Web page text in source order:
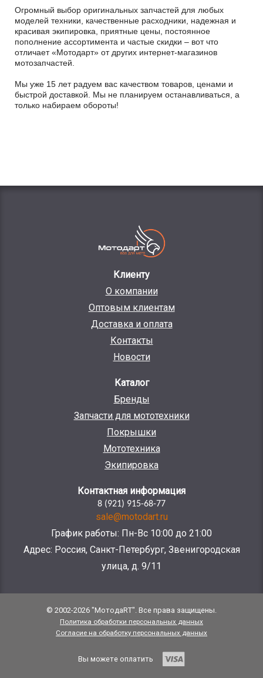
Огромный выбор оригинальных запчастей для любых
моделей техники, качественные расходники, надежная и
красивая экипировка, приятные цены, постоянное
пополнение ассортимента и частые скидки – вот что
отличает «Мотодарт» от других интернет-магазинов
мотозапчастей.
Мы уже 15 лет радуем вас качеством товаров, ценами и
быстрой доставкой. Мы не планируем останавливаться, а
только набираем обороты!
Клиенту
О компании
Оптовым клиентам
Доставка и оплата
Контакты
Новости
Каталог
Бренды
Запчасти для мототехники
Покрышки
Мототехника
Экипировка
Контактная информация
8 (921) 915-68-77
sale@motodart.ru
График работы: Пн-Вс 10:00 до 21:00
Адрес: Россия, Санкт-Петербург, Звенигородская
улица, д. 9/11
© 2002-2026 "МотодаRT". Все права защищены.
Политика обработки персональных данных
Согласие на обработку персональных данных
Вы можете оплатить